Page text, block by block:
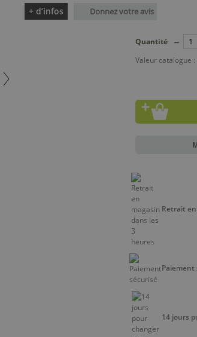
+ d’infos Donnez votre avis
Quantité
Valeur catalogue :
Retrait
Paiement
14 jours